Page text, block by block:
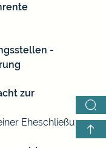
-
zur
Eheschließung